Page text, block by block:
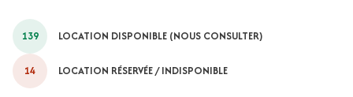
139 LOCATION DISPONIBLE (NOUS CONSULTER)
14 LOCATION RÉSERVÉE / INDISPONIBLE